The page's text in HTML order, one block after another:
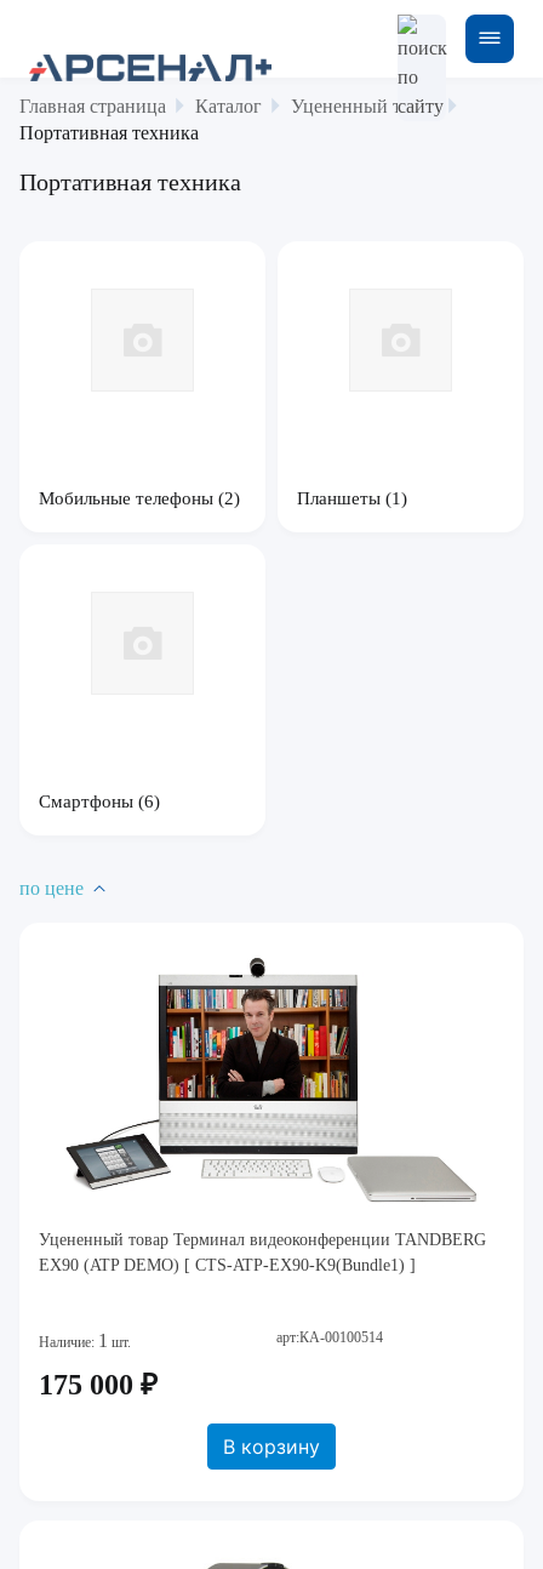
Главная страница Каталог
Уцененный товар
Портативная техника
Портативная техника
Мобильные телефоны (2) Планшеты (1)
Смартфоны (6)
по цене
Уцененный товар Терминал видеоконференции TANDBERG
EX90 (ATP DEMO) [ CTS-ATP-EX90-K9(Bundle1) ]
Наличие: 1 шт. арт:КА-00100514
175 000 ₽
В корзину